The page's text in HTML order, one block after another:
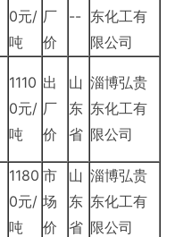
0元/
吨
厂
价
-- 东化工有
限公司
1110
0元/
吨
出
厂
价
山
东
省
淄博弘贵
东化工有
限公司
1180
0元/
吨
市
场
价
山
东
省
淄博弘贵
东化工有
限公司